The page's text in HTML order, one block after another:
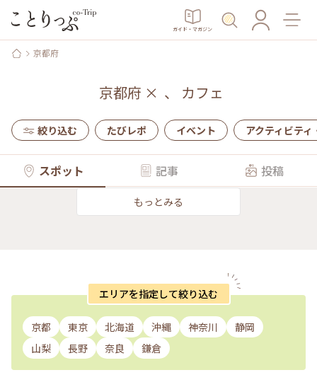
ガイド・マガジン
京都府
京都府 × 、 カフェ
絞り込む たびレポ イベント アクティビティ
スポット 記事 投稿
もっとみる
エリアを指定して絞り込む
京都 東京 北海道 沖縄 神奈川
静岡
山梨
長野 奈良 鎌倉